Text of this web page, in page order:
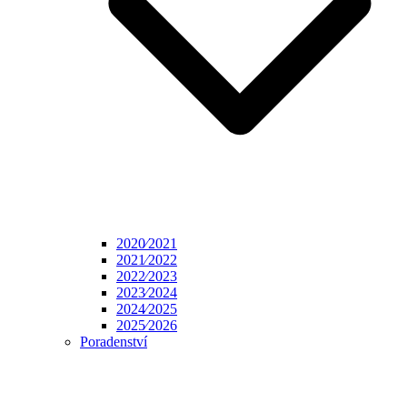
2020⁄2021
2021⁄2022
2022⁄2023
2023⁄2024
2024⁄2025
2025⁄2026
Poradenství